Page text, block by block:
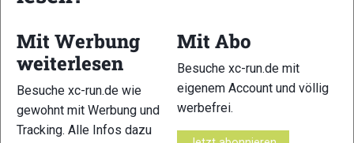
ausgerichteten Serien in Konkurrenz zu treten.
Besonders interessant für: Ambitionierte Trailrunner und
Straßenläufer
https://www.atra.club/sterreichischer-trailrunning-cup
Mit Werbung
weiterlesen
Besuche xc-run.de wie
gewohnt mit Werbung und
Tracking. Alle Infos dazu
Mit Abo
Besuche xc-run.de mit
eigenem Account und völlig
werbefrei.